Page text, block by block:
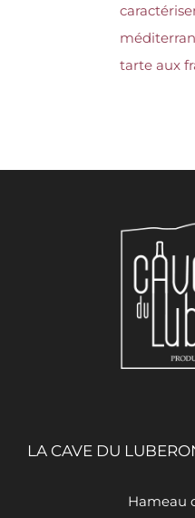
tarte aux
LA CAVE DU
Hameau